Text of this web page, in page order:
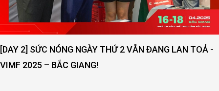
[DAY 2] SỨC NÓNG NGÀY THỨ 2 VẪN ĐANG LAN TOẢ -
VIMF 2025 – BẮC GIANG!